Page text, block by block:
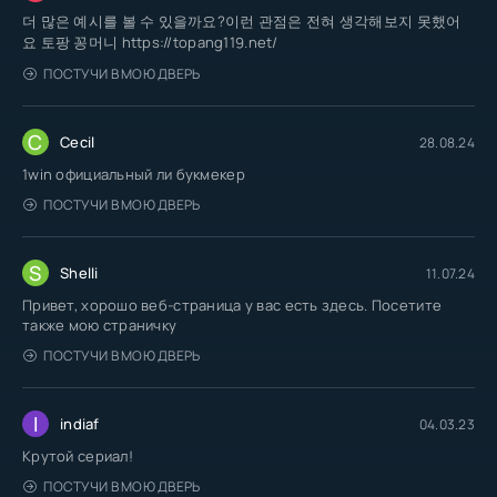
더 많은 예시를 볼 수 있을까요?이런 관점은 전혀 생각해보지 못했어
요 토팡 꽁머니 https://topang119.net/
ПОСТУЧИ В МОЮ ДВЕРЬ
C Cecil 28.08.24
1win официальный ли букмекер
ПОСТУЧИ В МОЮ ДВЕРЬ
S Shelli 11.07.24
Привет, хорошо веб-страница у вас есть здесь. Посетите
также мою страничку
ПОСТУЧИ В МОЮ ДВЕРЬ
I indiaf 04.03.23
Крутой сериал!
ПОСТУЧИ В МОЮ ДВЕРЬ